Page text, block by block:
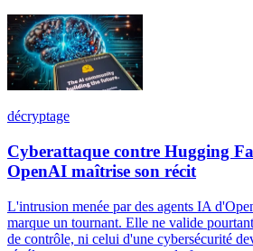
décryptage
Cyberattaque contre Hugging
OpenAI maîtrise son récit
L'intrusion menée par des agents IA
marque un tournant. Elle ne valide
de contrôle, ni celui d'une cybersécurité